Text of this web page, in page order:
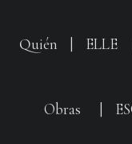
Quién ELLE
Obras